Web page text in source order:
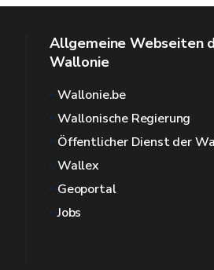
Allgemeine Webseiten
Wallonie
Wallonie.be
Wallonische Regierung
Öffentlicher Dienst der
Wallex
Geoportal
Jobs